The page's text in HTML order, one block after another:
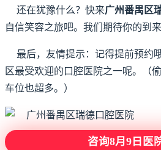
还在犹豫什么？快来广州番禺区
自信笑容之旅吧。我们期待你的到来
最后，友情提示：记得提前预约
区最受欢迎的口腔医院之一呢。（
车位也超多。）
咨询8月9日医